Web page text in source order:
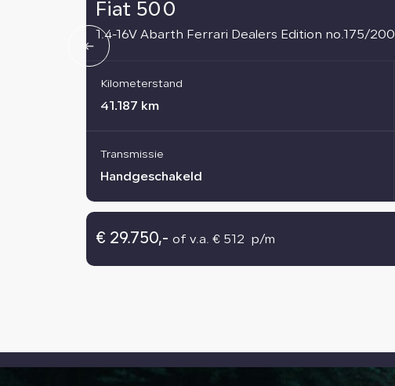
Fiat 500
1.4-16V Abarth Ferrari Dealers Edition no.175/200
Kilometerstand
41.187 km
Transmissie
Handgeschakeld
€ 29.750,- of v.a. € 512 p/m